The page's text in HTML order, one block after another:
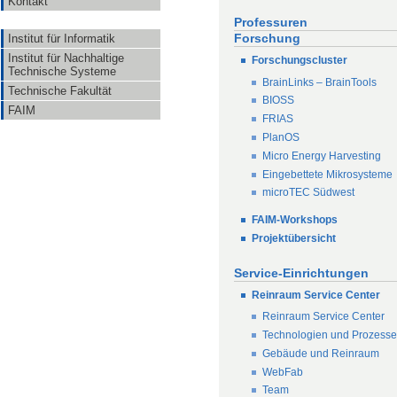
Institut für Informatik
Institut für Nachhaltige
Technische Systeme
Technische Fakultät
FAIM
Professuren
Forschung
Forschungscluster
BrainLinks – BrainTools
BIOSS
FRIAS
PlanOS
Micro Energy Harvesting
Eingebettete Mikrosysteme
microTEC Südwest
FAIM-Workshops
Projektübersicht
Service-Einrichtungen
Reinraum Service Center
Reinraum Service Center
Technologien und Prozesse
Gebäude und Reinraum
WebFab
Team